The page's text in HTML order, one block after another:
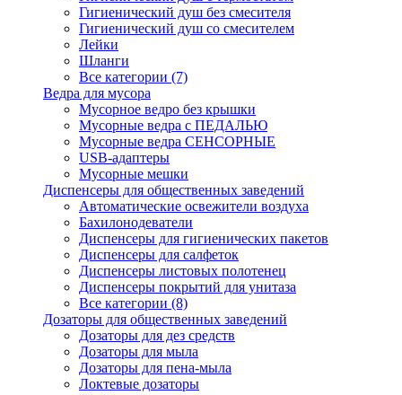
Гигиенический душ без смесителя
Гигиенический душ со смесителем
Лейки
Шланги
Все категории (7)
Ведра для мусора
Мусорное ведро без крышки
Мусорные ведра с ПЕДАЛЬЮ
Мусорные ведра СЕНСОРНЫЕ
USB-адаптеры
Мусорные мешки
Диспенсеры для общественных заведений
Автоматические освежители воздуха
Бахилонодеватели
Диспенсеры для гигиенических пакетов
Диспенсеры для салфеток
Диспенсеры листовых полотенец
Диспенсеры покрытий для унитаза
Все категории (8)
Дозаторы для общественных заведений
Дозаторы для дез средств
Дозаторы для мыла
Дозаторы для пена-мыла
Локтевые дозаторы